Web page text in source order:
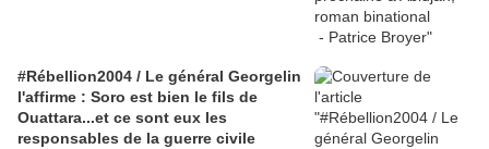
#Rébellion2004 / Le général Georgelin
l'affirme : Soro est bien le fils de
Ouattara...et ce sont eux les
responsables de la guerre civile